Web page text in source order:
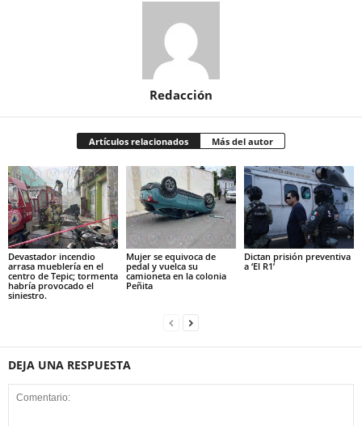
Redacción
Artículos relacionados Más del autor
Devastador incendio
arrasa mueblería en el
centro de Tepic; tormenta
habría provocado el
siniestro.
Mujer se equivoca de
pedal y vuelca su
camioneta en la colonia
Peñita
Dictan prisión preventiva
a ‘El R1’
DEJA UNA RESPUESTA